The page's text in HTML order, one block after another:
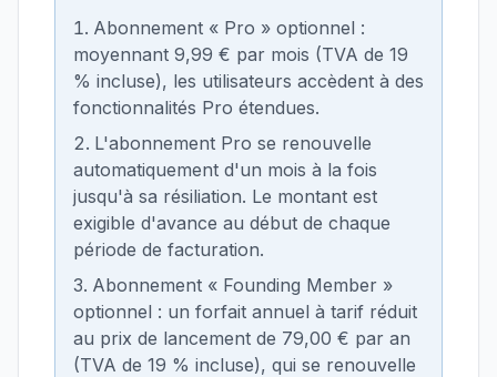
Abonnement « Pro » optionnel :
moyennant 9,99 € par mois (TVA de 19
% incluse), les utilisateurs accèdent à des
fonctionnalités Pro étendues.
L'abonnement Pro se renouvelle
automatiquement d'un mois à la fois
jusqu'à sa résiliation. Le montant est
exigible d'avance au début de chaque
période de facturation.
Abonnement « Founding Member »
optionnel : un forfait annuel à tarif réduit
au prix de lancement de 79,00 € par an
(TVA de 19 % incluse), qui se renouvelle